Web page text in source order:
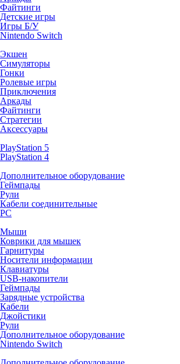
Файтинги
Детские игры
Игры Б/У
Nintendo Switch
Экшен
Симуляторы
Гонки
Ролевые игры
Приключения
Аркады
Файтинги
Стратегии
Аксессуары
PlayStation 5
PlayStation 4
Дополнительное оборудование
Геймпады
Рули
Кабели соединительные
PC
Мыши
Коврики для мышек
Гарнитуры
Носители информации
Клавиатуры
USB-накопители
Геймпады
Зарядные устройства
Кабели
Джойстики
Рули
Дополнительное оборудование
Nintendo Switch